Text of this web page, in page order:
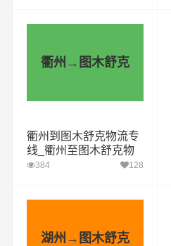
衢州→图木舒克
衢州到图木舒克物流专
线_衢州至图木舒克物
流公司
384 128
湖州→图木舒克